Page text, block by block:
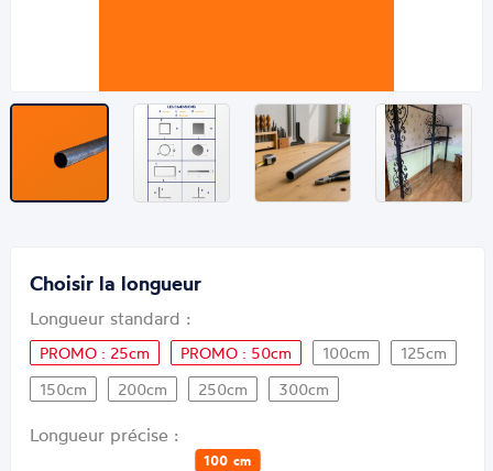
Choisir la longueur
Longueur standard :
PROMO : 25cm PROMO : 50cm 100cm
125cm
150cm
200cm 250cm 300cm
Longueur précise :
100 cm